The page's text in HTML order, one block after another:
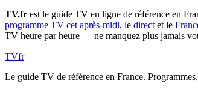
TV.fr est le guide TV en ligne de référence en
programme TV cet après-midi, le direct et le
TV heure par heure — ne manquez plus jamais
TVfr
Le guide TV de référence en France.